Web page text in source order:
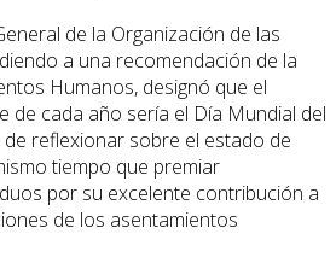
de la Organización de las
a una recomendación de la
Humanos, designó que el
de cada año sería el Día Mundial del
reflexionar sobre el estado de
tiempo que premiar
por su excelente contribución a
de los asentamientos